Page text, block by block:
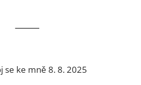
⸻
se ke mně 8. 8. 2025